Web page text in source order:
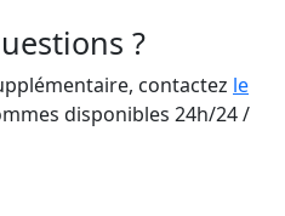
?
contactez le
disponibles 24h/24 /